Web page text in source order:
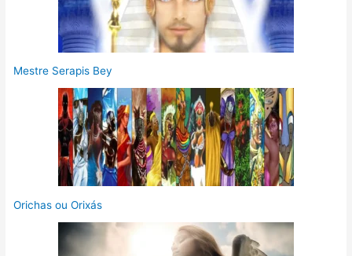
Mestre Serapis Bey
Orichas ou Orixás